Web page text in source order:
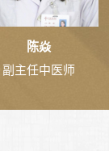
陈焱
副主任中医师